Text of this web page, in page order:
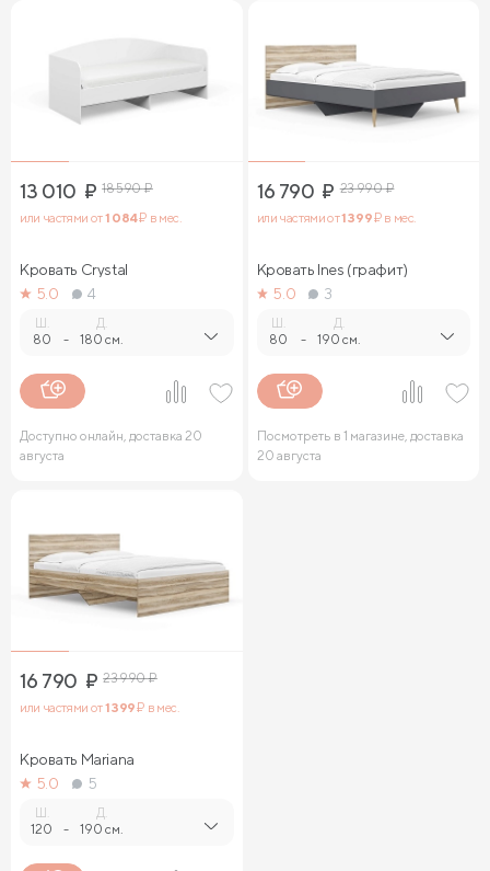
13 010 ₽ 18 590₽
или частями от1 084₽ в мес.
Кровать Crystal
5.0
4
80 -
Д.
180 см.
Доступно онлайн, доставка 20
августа
16 790 ₽ 23 990₽
или частями от1 399₽ в мес.
Кровать Ines (графит)
5.0
3
80 -
Д.
190 см.
Посмотреть в 1 магазине, доставка
20 августа
16 790 ₽ 23 990₽
или частями от1 399₽ в мес.
Кровать Mariana
5.0
5
120 -
Д.
190 см.